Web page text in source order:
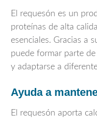
El requesón es un
proteínas de alta
esenciales. Gracias a
puede formar parte
y adaptarse a
Ayuda a
El requesón aporta